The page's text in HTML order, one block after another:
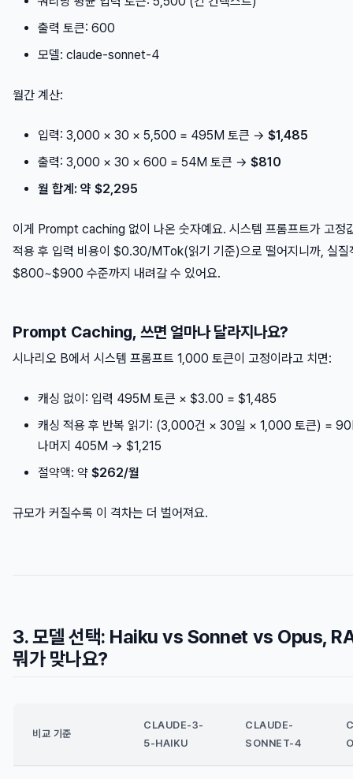
출력 토큰: 600
모델: claude-sonnet-4
월간 계산:
입력: 3,000 × 30 × 5,500 = 495M 토큰 → $1,485
출력: 3,000 × 30 × 600 = 54M 토큰 → $810
월 합계: 약 $2,295
이게 Prompt caching 없이 나온 숫자예요. 시스템 프롬프트가 고정
적용 후 입력 비용이 $0.30/MTok(읽기 기준)으로 떨어지니까, 실질
$800~$900 수준까지 내려갈 수 있어요.
Prompt Caching, 쓰면 얼마나 달라지나요?
시나리오 B에서 시스템 프롬프트 1,000 토큰이 고정이라고 치면:
캐싱 없이: 입력 495M 토큰 × $3.00 = $1,485
캐싱 적용 후 반복 읽기: (3,000건 × 30일 × 1,000 토큰) =
나머지 405M → $1,215
절약액: 약 $262/월
규모가 커질수록 이 격차는 더 벌어져요.
3. 모델 선택: Haiku vs Sonnet vs Opus,
뭐가 맞나요?
비교 기준
CLAUDE-3-
5-HAIKU
CLAUDE-
SONNET-4